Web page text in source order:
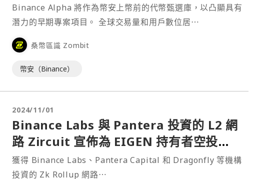
Binance Alpha 將作為幣安上幣前的代幣甄選庫，以凸顯具有
潛力的早期專案項目。 全球交易量和用戶數位居⋯
桑幣區識 Zombit
幣安（Binance）
2024/11/01
Binance Labs 與 Pantera 投資的 L2 網
路 Zircuit 宣佈為 EIGEN 持有者空投
ZRC 代幣
獲得 Binance Labs、Pantera Capital 和 Dragonfly 等機構
投資的 Zk Rollup 網路⋯